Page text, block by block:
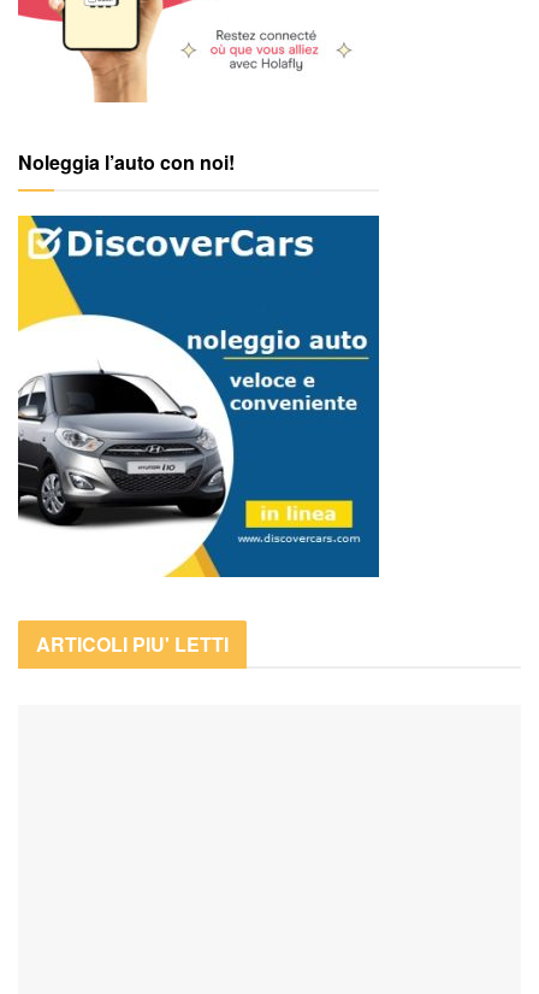
Noleggia l’auto con noi!
ARTICOLI PIU' LETTI